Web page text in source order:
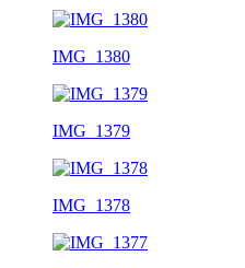
IMG_1380
IMG_1379
IMG_1378